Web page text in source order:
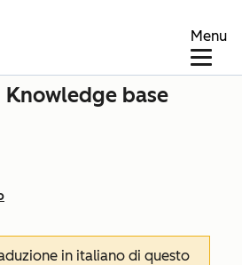
Menu
Knowledge base
in italiano di questo